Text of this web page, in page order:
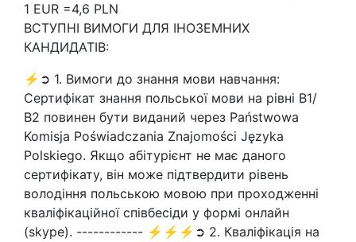
1 EUR =4,6 PLN
ВСТУПНІ ВИМОГИ ДЛЯ ІНОЗЕМНИХ
КАНДИДАТІВ:
⚡➲ 1. Вимоги до знання мови навчання:
Сертифікат знання польської мови на рівні В1/
В2 повинен бути виданий через Państwowa
Komisja Poświadczania Znajomości Języka
Polskiego. Якщо абітурієнт не має даного
сертифікату, він може підтвердити рівень
володіння польською мовою при проходженні
кваліфікаційної співбесіди у формі онлайн
(skype). ------------ ⚡⚡⚡➲ 2. Кваліфікація на